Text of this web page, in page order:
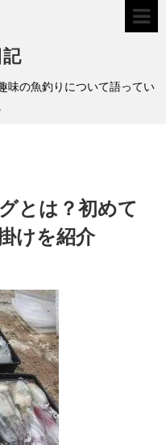
味の魚釣りについて語ってい
とは？初めて
けを紹介